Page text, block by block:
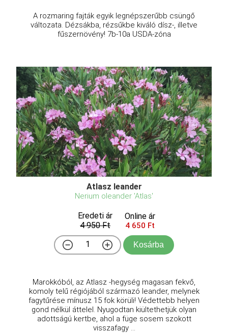
A rozmaring fajták egyik legnépszerűbb csüngő
változata. Dézsákba, rézsűkbe kiváló dísz-, illetve
fűszernövény! 7b-10a USDA-zóna
Atlasz leander
Nerium oleander 'Atlas'
Eredeti ár
4 950 Ft
Online ár
4 650 Ft
Kosárba
Marokkóból, az Atlasz -hegység magasan fekvő,
komoly telű régiójából származó leander, melynek
fagytűrése mínusz 15 fok körüli! Védettebb helyen
gond nélkül áttelel. Nyugodtan kiültethetjük olyan
adottságú kertbe, ahol a füge sosem szokott
visszafagy ...